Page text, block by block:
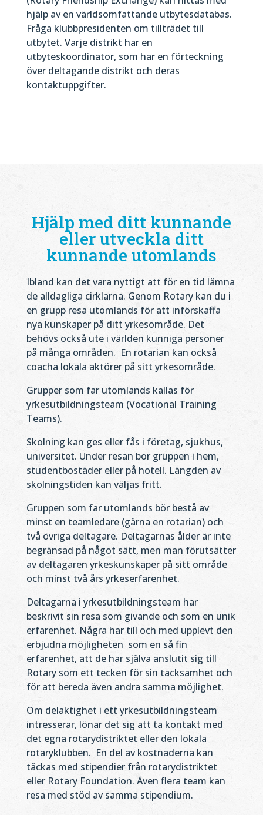
hjälp av en världsomfattande utbytesdatabas.
Fråga klubbpresidenten om tillträdet till
utbytet. Varje distrikt har en
utbyteskoordinator, som har en förteckning
över deltagande distrikt och deras
kontaktuppgifter.
Hjälp med ditt kunnande
eller utveckla ditt
kunnande utomlands
Ibland kan det vara nyttigt att för en tid lämna
de alldagliga cirklarna. Genom Rotary kan du i
en grupp resa utomlands för att införskaffa
nya kunskaper på ditt yrkesområde. Det
behövs också ute i världen kunniga personer
på många områden. En rotarian kan också
coacha lokala aktörer på sitt yrkesområde.
Grupper som far utomlands kallas för
yrkesutbildningsteam (Vocational Training
Teams).
Skolning kan ges eller fås i företag, sjukhus,
universitet. Under resan bor gruppen i hem,
studentbostäder eller på hotell. Längden av
skolningstiden kan väljas fritt.
Gruppen som far utomlands bör bestå av
minst en teamledare (gärna en rotarian) och
två övriga deltagare. Deltagarnas ålder är inte
begränsad på något sätt, men man förutsätter
av deltagaren yrkeskunskaper på sitt område
och minst två års yrkeserfarenhet.
Deltagarna i yrkesutbildningsteam har
beskrivit sin resa som givande och som en unik
erfarenhet. Några har till och med upplevt den
erbjudna möjligheten som en så fin
erfarenhet, att de har själva anslutit sig till
Rotary som ett tecken för sin tacksamhet och
för att bereda även andra samma möjlighet.
Om delaktighet i ett yrkesutbildningsteam
intresserar, lönar det sig att ta kontakt med
det egna rotarydistriktet eller den lokala
rotaryklubben. En del av kostnaderna kan
täckas med stipendier från rotarydistriktet
eller Rotary Foundation. Även flera team kan
resa med stöd av samma stipendium.